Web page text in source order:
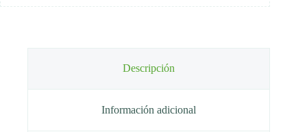
Descripción
Información adicional